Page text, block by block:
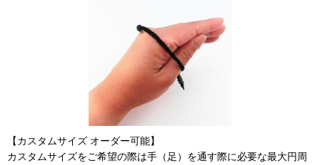
【カスタムサイズ オーダー可能】
カスタムサイズをご希望の際は手（足）を通す際に必要な最大円周